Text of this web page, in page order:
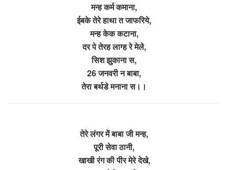
मन्ह कर्म कमाना,
ईबके तेरे हाथा त जाफरिये,
मन्ह केक कटाना,
दर पे तेरह लाग्ह रे मेले,
सिश झुकाना स,
26 जनवरी न बाबा,
तेरा बर्थडे मनाना स।।
तेरे लंगर में बाबा जी मन्ह,
पूरी सेवा ठानी,
खाखी रंग की पीर मेरे देखे,